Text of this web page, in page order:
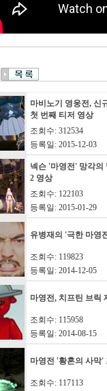
마비노기 영웅전, 신
첫 번째 티저 영상
조회수: 312534
등록일: 2015-12-03
넥슨 '마영전' 망각의
2 영상
조회수: 122103
등록일: 2015-01-29
유병재의 '극한 마영
조회수: 119823
등록일: 2014-12-05
마영전, 치프틴 브릭
조회수: 115958
등록일: 2014-08-15
마영전 '황혼의 사막'
조회수: 117113